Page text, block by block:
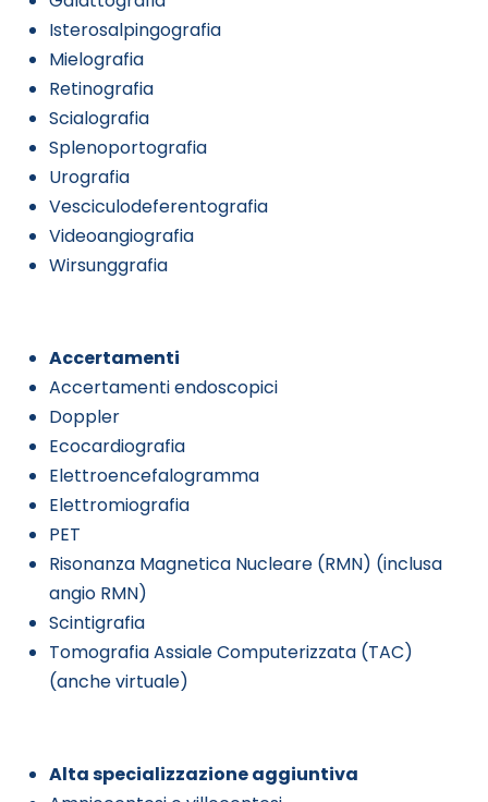
Isterosalpingografia
Mielografia
Retinografia
Scialografia
Splenoportografia
Urografia
Vesciculodeferentografia
Videoangiografia
Wirsunggrafia
Accertamenti
Accertamenti endoscopici
Doppler
Ecocardiografia
Elettroencefalogramma
Elettromiografia
PET
Risonanza Magnetica Nucleare (RMN) (inclusa
angio RMN)
Scintigrafia
Tomografia Assiale Computerizzata (TAC)
(anche virtuale)
Alta specializzazione aggiuntiva